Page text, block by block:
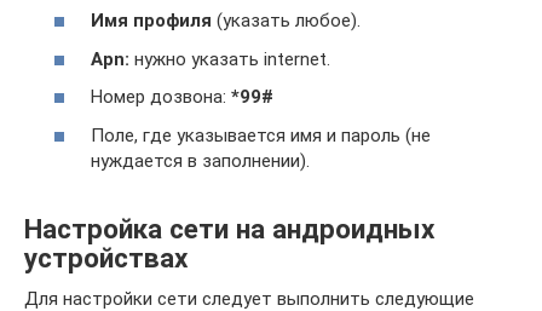
Имя профиля (указать любое).
Apn: нужно указать internet.
Номер дозвона: *99#
Поле, где указывается имя и пароль (не
нуждается в заполнении).
Настройка сети на андроидных
устройствах
Для настройки сети следует выполнить следующие